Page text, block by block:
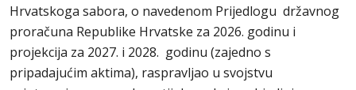
Hrvatskoga sabora, o navedenom Prijedlogu državnog
proračuna Republike Hrvatske za 2026. godinu i
projekcija za 2027. i 2028. godinu (zajedno s
pripadajućim aktima), raspravljao u svojstvu